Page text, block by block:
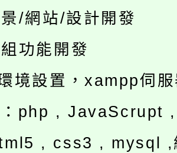
/網站/設計開發
功能開發
境設置，xampp伺
：php , JavaScrupt
, css3 , mysql ,